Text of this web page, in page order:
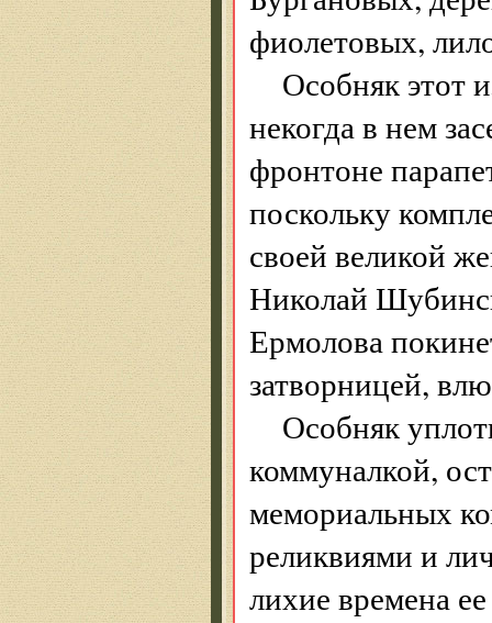
фиолетовых,
Особняк этот
некогда в нем
фронтоне
поскольку
своей великой
Николай
Ермолова
затворницей,
Особняк
коммуналкой,
мемориальных
реликвиями и
лихие времена